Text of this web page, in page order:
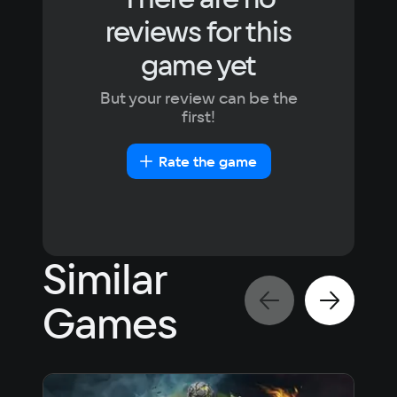
reviews for this
game yet
But your review can be the
first!
Rate the game
Similar
Games